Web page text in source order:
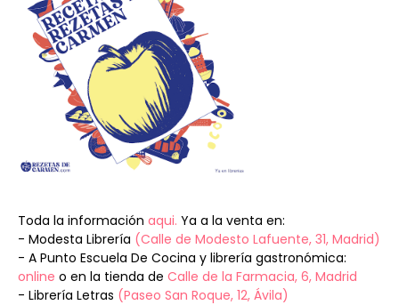
Toda la información aqui. Ya a la venta en:
- Modesta Librería (Calle de Modesto Lafuente, 31, Madrid)
- A Punto Escuela De Cocina y librería gastronómica:
online o en la tienda de Calle de la Farmacia, 6, Madrid
- Librería Letras (Paseo San Roque, 12, Ávila)